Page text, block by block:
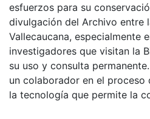
esfuerzos para su
divulgación del Archivo entre
Vallecaucana, especialmente
investigadores que visitan la
su uso y consulta
un colaborador en el
la tecnología que permite la